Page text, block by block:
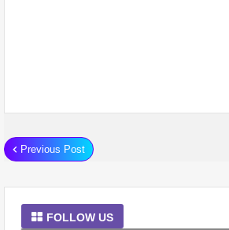
Previous Post
FOLLOW US